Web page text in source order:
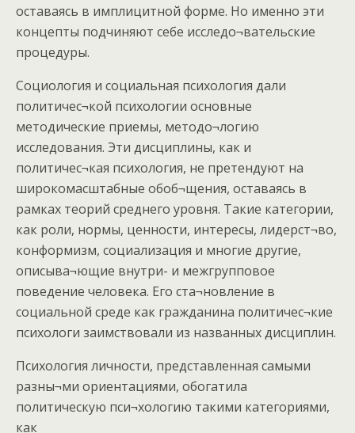
оставаясь в имплицитной форме. Но именно эти
концепты подчиняют себе исследо¬вательские
процедуры.
Социология и социальная психология дали
политичес¬кой психологии основные
методические приемы, методо¬логию
исследования. Эти дисциплины, как и
политичес¬кая психология, не претендуют на
широкомасштабные обоб¬щения, оставаясь в
рамках теорий среднего уровня. Такие категории,
как роли, нормы, ценности, интересы, лидерст¬во,
конформизм, социализация и многие другие,
описыва¬ющие внутри- и межгрупповое
поведение человека. Его ста¬новление в
социальной среде как гражданина политичес¬кие
психологи заимствовали из названных дисциплин.
Психология личности, представленная самыми
разны¬ми ориентациями, обогатила
политическую пси¬хологию такими категориями,
как